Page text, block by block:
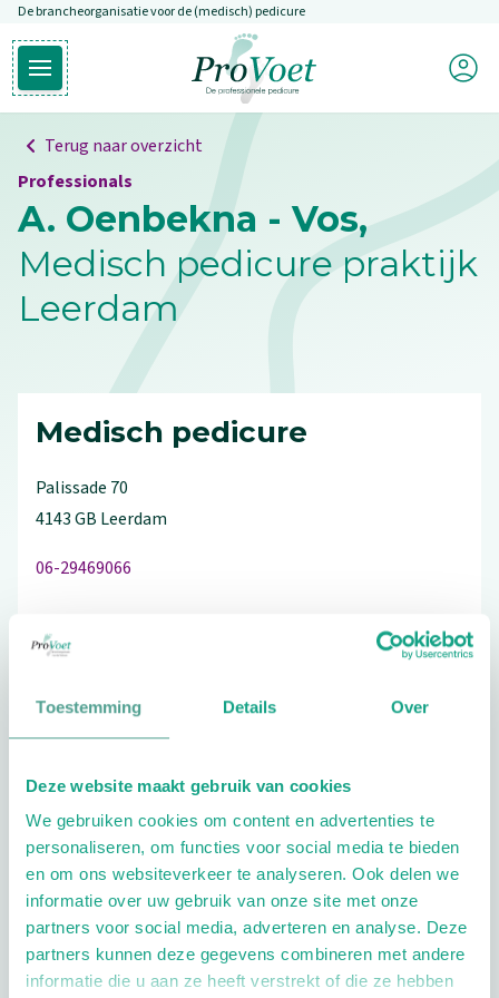
Toestemming Details Over
Deze website maakt gebruik van cookies
We gebruiken cookies om content en advertenties te
personaliseren, om functies voor social media te bieden
en om ons websiteverkeer te analyseren. Ook delen we
informatie over uw gebruik van onze site met onze
partners voor social media, adverteren en analyse. Deze
partners kunnen deze gegevens combineren met andere
informatie die u aan ze heeft verstrekt of die ze hebben
Overslaan en naar de inhoud gaan
De brancheorganisatie voor de (medisch) pedicure
Open hoofdmenu
Ga naar de homepagina
Mijn
Terug naar overzicht
Professionals
A. Oenbekna - Vos,
Medisch pedicure praktijk
Leerdam
Medisch pedicure
Palissade 70
4143 GB Leerdam
06-29469066
Schrijf ook een review
Extra opties